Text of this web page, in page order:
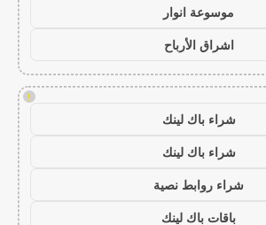
موسوعة انوار
اشراق الأرباح
!
شراء باك لينك
شراء باك لينك
شراء روابط نصية
باقات باك لينك